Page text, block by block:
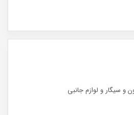
و سیگار و لوازم جانبی